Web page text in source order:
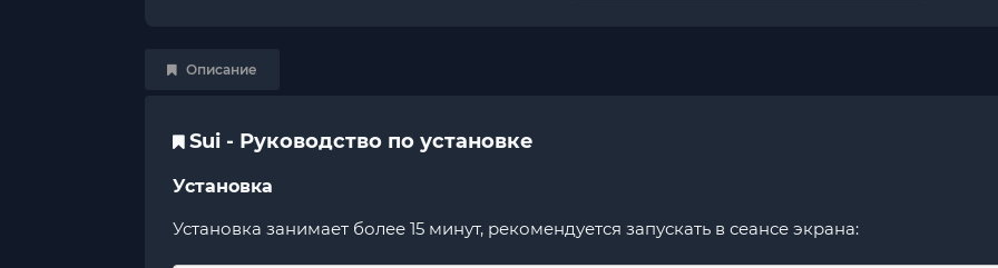
Описание
Sui - Руководство по установке
Установка
Установка занимает более 15 минут, рекомендуется запускать в сеансе экрана: